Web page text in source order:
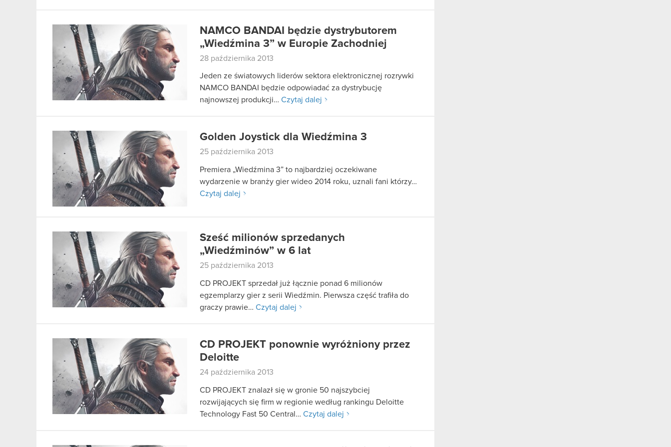
NAMCO BANDAI będzie dystrybutorem
„Wiedźmina 3” w Europie Zachodniej
28 października 2013
Jeden ze światowych liderów sektora elektronicznej rozrywki
NAMCO BANDAI będzie odpowiadać za dystrybucję
najnowszej produkcji… Czytaj dalej
Golden Joystick dla Wiedźmina 3
25 października 2013
Premiera „Wiedźmina 3” to najbardziej oczekiwane
wydarzenie w branży gier wideo 2014 roku, uznali fani którzy…
Czytaj dalej
Sześć milionów sprzedanych
„Wiedźminów” w 6 lat
25 października 2013
CD PROJEKT sprzedał już łącznie ponad 6 milionów
egzemplarzy gier z serii Wiedźmin. Pierwsza część trafiła do
graczy prawie… Czytaj dalej
CD PROJEKT ponownie wyróżniony przez
Deloitte
24 października 2013
CD PROJEKT znalazł się w gronie 50 najszybciej
rozwijających się firm w regionie według rankingu Deloitte
Technology Fast 50 Central… Czytaj dalej